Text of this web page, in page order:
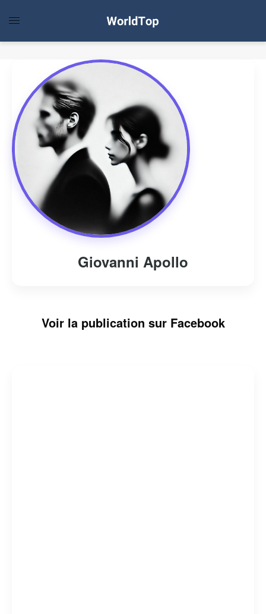
Giovanni Apollo
Voir la publication sur Facebook